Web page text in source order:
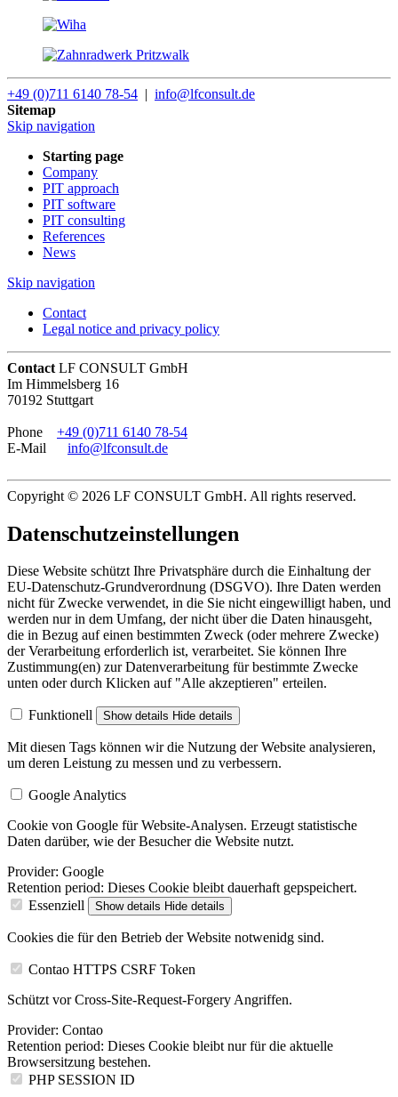
+49 (0)711 6140 78-54 | info@lfconsult.de
Sitemap
Skip navigation
Starting page
Company
PIT approach
PIT software
PIT consulting
References
News
Skip navigation
Contact
Legal notice and privacy policy
Contact LF CONSULT GmbH
Im Himmelsberg 16
70192 Stuttgart
Phone +49 (0)711 6140 78-54
E-Mail info@lfconsult.de
Copyright © 2026 LF CONSULT GmbH. All rights reserved.
Datenschutzeinstellungen
Diese Website schützt Ihre Privatsphäre durch die Einhaltung der
EU-Datenschutz-Grundverordnung (DSGVO). Ihre Daten werden
nicht für Zwecke verwendet, in die Sie nicht eingewilligt haben, und
werden nur in dem Umfang, der nicht über die Daten hinausgeht,
die in Bezug auf einen bestimmten Zweck (oder mehrere Zwecke)
der Verarbeitung erforderlich ist, verarbeitet. Sie können Ihre
Zustimmung(en) zur Datenverarbeitung für bestimmte Zwecke
unten oder durch Klicken auf "Alle akzeptieren" erteilen.
Funktionell Show details Hide details
Mit diesen Tags können wir die Nutzung der Website analysieren,
um deren Leistung zu messen und zu verbessern.
Google Analytics
Cookie von Google für Website-Analysen. Erzeugt statistische
Daten darüber, wie der Besucher die Website nutzt.
Provider: Google
Retention period: Dieses Cookie bleibt dauerhaft gepspeichert.
Essenziell
Show details Hide details
Cookies die für den Betrieb der Website notwenidg sind.
Contao HTTPS CSRF Token
Schützt vor Cross-Site-Request-Forgery Angriffen.
Provider: Contao
Retention period: Dieses Cookie bleibt nur für die aktuelle
Browsersitzung bestehen.
PHP SESSION ID